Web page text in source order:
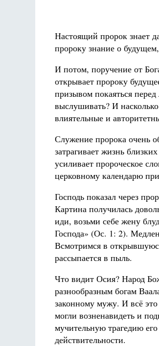
Настоящий пророк знает
пророку знание о
И потом, поручение от
открывает пророку
призывом покаяться
выслушивать? И
влиятельные и
Служение пророка очень
затрагивает жизнь
усиливает пророческое
церковному календарю
Господь показал через
Картина получилась
иди, возьми себе жену
Господа» (Ос. 1: 2).
Всмотримся в
рассыпается в пыль.
Что видит Осия? Народ
разнообразным богам
законному мужу. И всё это
могли возненавидеть и
мучительную трагедию
действительности.